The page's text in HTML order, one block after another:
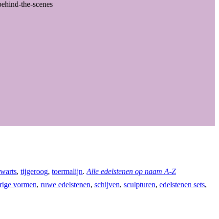
the-scenes
, tijgeroog, toermalijn. Alle edelstenen op naam A-Z
vormen, ruwe edelstenen, schijven, sculpturen, edelstenen sets,